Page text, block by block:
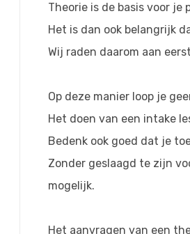
Theorie is de basis voor je
Het is dan ook belangrijk
Wij raden daarom aan
Op deze manier loop je
Het doen van een intake
Bedenk ook goed dat je
Zonder geslaagd te zijn
mogelijk.
Het aanvragen van een